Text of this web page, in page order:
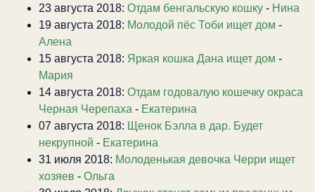
23 августа 2018: Отдам бенгальскую кошку - Нина
19 августа 2018: Молодой пёс Тоби ищет дом -
Алена
15 августа 2018: Яркая кошка Дана ищет дом -
Мария
14 августа 2018: Отдам годовалую кошечку окраса
Черная Черепаха - Екатерина
07 августа 2018: Щенок Бэлла в дар. Будет
некрупной - Екатерина
31 июля 2018: Молоденькая девочка Черри ищет
хозяев - Ольга